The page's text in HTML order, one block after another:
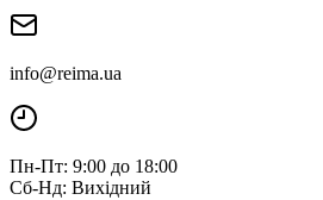
info@reima.ua
Пн-Пт: 9:00 до 18:00
Сб-Нд: Вихідний